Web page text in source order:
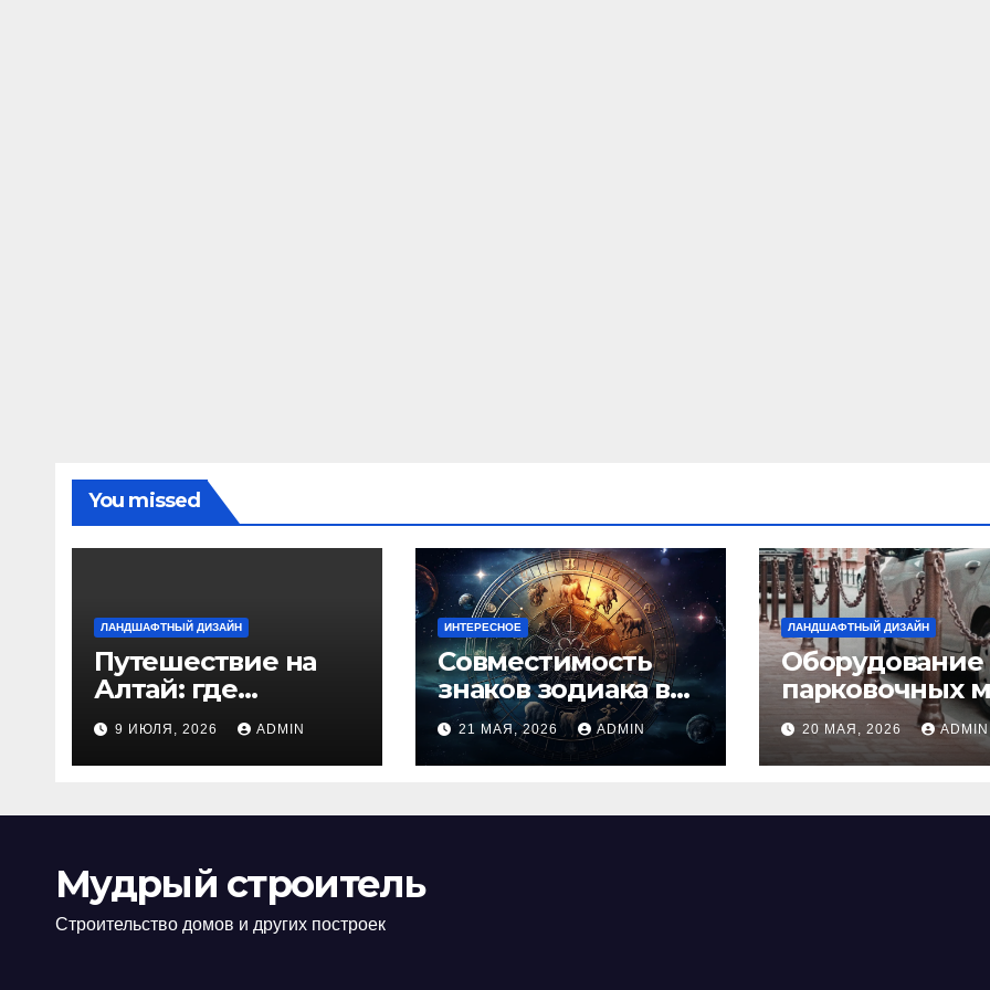
You missed
ЛАНДШАФТНЫЙ ДИЗАЙН
Путешествие на
Алтай: где
природа
встречается с
духом
9 ИЮЛЯ, 2026 ADMIN
ИНТЕРЕСНОЕ
Совместимость
знаков зодиака в
любви: как найти
идеальную пару и
избежать
21 МАЯ, 2026 ADMIN
ЛАНДШАФТНЫЙ ДИЗАЙН
Оборудование
парковочных
виды,
нормы
20 МАЯ, 2026 ADMIN
Мудрый строитель
Строительство домов и других построек